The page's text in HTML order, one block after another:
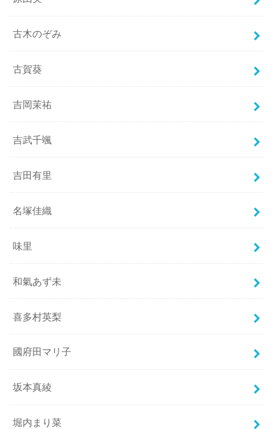
古木のぞみ
古賀葵
吉岡茉祐
吉武千颯
吉田有里
名塚佳織
味里
和氣あず未
喜多村英梨
國府田マリ子
坂本真綾
堀内まり菜